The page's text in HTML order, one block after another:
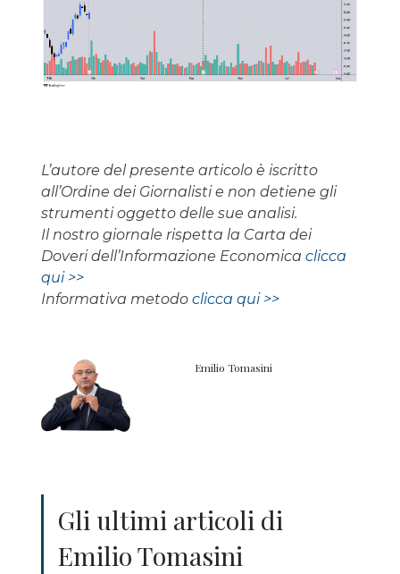
L’autore del presente articolo è iscritto
all’Ordine dei Giornalisti e non detiene gli
strumenti oggetto delle sue analisi.
Il nostro giornale rispetta la Carta dei
Doveri dell’Informazione Economica clicca
qui >>
Informativa metodo clicca qui >>
Emilio Tomasini
Gli ultimi articoli di
Emilio Tomasini